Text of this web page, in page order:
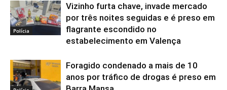
Polícia
Vizinho furta chave, invade mercado
por três noites seguidas e é preso em
flagrante escondido no
estabelecimento em Valença
Foragido condenado a mais de 10
anos por tráfico de drogas é preso em